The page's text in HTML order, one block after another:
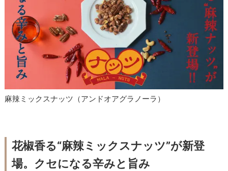
麻辣ミックスナッツ（アンドオアグラノーラ）
花椒香る“麻辣ミックスナッツ”が新登
場。クセになる辛みと旨み